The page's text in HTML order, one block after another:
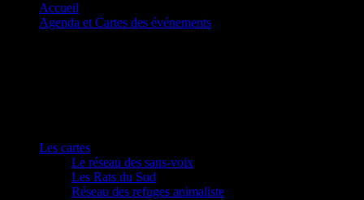
Accueil
Agenda et Cartes des événements
Les cartes
Le réseau des sans-voix
Les Rats du Sud
Réseau des refuges animaliste